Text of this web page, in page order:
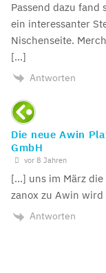
Passend dazu fand
ein interessanter
Nischenseite.
[…]
Antworten
Die neue Awin
GmbH
vor 8 Jahren
[…] uns im März
zanox zu Awin
Antworten